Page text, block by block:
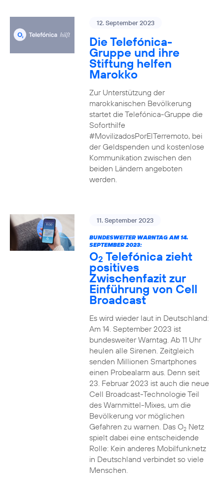
12. September 2023
Die Telefónica-
Gruppe und ihre
Stiftung helfen
Marokko
Zur Unterstützung der
marokkanischen Bevölkerung
startet die Telefónica-Gruppe die
Soforthilfe
#MovilizadosPorElTerremoto, bei
der Geldspenden und kostenlose
Kommunikation zwischen den
beiden Ländern angeboten
werden.
11. September 2023
BUNDESWEITER WARNTAG AM 14.
SEPTEMBER 2023:
O2 Telefónica zieht
positives
Zwischenfazit zur
Einführung von Cell
Broadcast
Es wird wieder laut in Deutschland:
Am 14. September 2023 ist
bundesweiter Warntag. Ab 11 Uhr
heulen alle Sirenen. Zeitgleich
senden Millionen Smartphones
einen Probealarm aus. Denn seit
23. Februar 2023 ist auch die neue
Cell Broadcast-Technologie Teil
des Warnmittel-Mixes, um die
Bevölkerung vor möglichen
Gefahren zu warnen. Das O2Netz
spielt dabei eine entscheidende
Rolle: Kein anderes Mobilfunknetz
in Deutschland verbindet so viele
Menschen.